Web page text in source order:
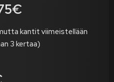
kantit viimeistellään
3 kertaa)